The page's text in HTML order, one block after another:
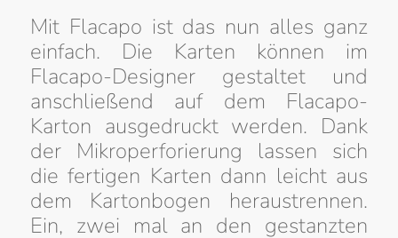
Mit Flacapo ist das nun alles ganz
einfach. Die Karten können im
Flacapo-Designer gestaltet und
anschließend auf dem Flacapo-
Karton ausgedruckt werden. Dank
der Mikroperforierung lassen sich
die fertigen Karten dann leicht aus
dem Kartonbogen heraustrennen.
Ein, zwei mal an den gestanzten